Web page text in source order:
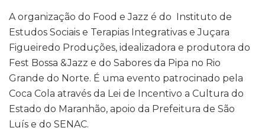
A organização do Food e Jazz é do Instituto de
Estudos Sociais e Terapias Integrativas e Juçara
Figueiredo Produções, idealizadora e produtora do
Fest Bossa &Jazz e do Sabores da Pipa no Rio
Grande do Norte. É uma evento patrocinado pela
Coca Cola através da Lei de Incentivo a Cultura do
Estado do Maranhão, apoio da Prefeitura de São
Luís e do SENAC.